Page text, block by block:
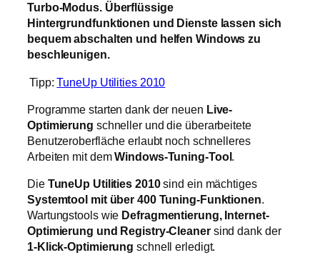
Turbo-Modus. Überflüssige
Hintergrundfunktionen und Dienste lassen sich
bequem abschalten und helfen Windows zu
beschleunigen.
Tipp:TuneUp Utilities 2010
Programme starten dank der neuen Live-
Optimierung schneller und die überarbeitete
Benutzeroberfläche erlaubt noch schnelleres
Arbeiten mit demWindows-Tuning-Tool.
Die TuneUp Utilities 2010sind ein mächtiges
Systemtool mit über 400 Tuning-Funktionen.
Wartungstools wie Defragmentierung, Internet-
Optimierung und Registry-Cleanersind dank der
1-Klick-Optimierung schnell erledigt.